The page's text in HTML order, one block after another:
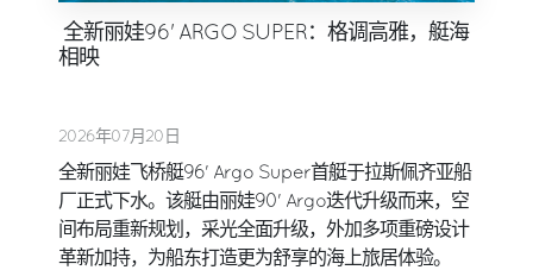
全新丽娃96' ARGO SUPER：格调高雅，艇海
相映
2026年07月20日
全新丽娃飞桥艇96' Argo Super首艇于拉斯佩齐亚船
厂正式下水。该艇由丽娃90' Argo迭代升级而来，空
间布局重新规划，采光全面升级，外加多项重磅设计
革新加持，为船东打造更为舒享的海上旅居体验。